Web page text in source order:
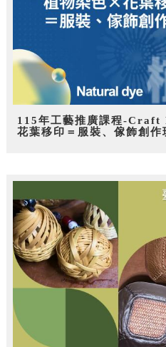
115年工藝推廣課程-Craft
花葉移印＝服裝、傢飾創作